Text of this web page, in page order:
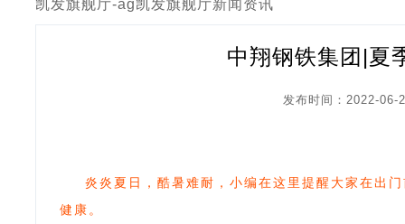
凯发旗舰厅-ag凯发旗舰厅新闻资讯
中翔钢铁集团|夏
发布时间：2022-06-
炎炎夏日，酷暑难耐，小编在这里提醒大家在出
健康。